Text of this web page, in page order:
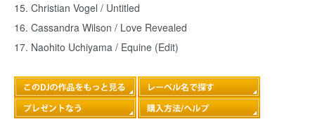
15. Christian Vogel / Untitled
16. Cassandra Wilson / Love Revealed
17. Naohito Uchiyama / Equine (Edit)